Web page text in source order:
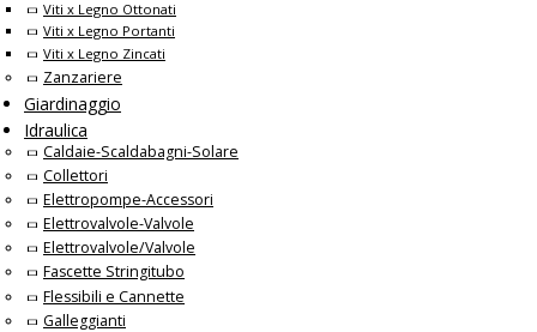
Viti x Legno Ottonati
Viti x Legno Portanti
Viti x Legno Zincati
Zanzariere
Giardinaggio
Idraulica
Caldaie-Scaldabagni-Solare
Collettori
Elettropompe-Accessori
Elettrovalvole-Valvole
Elettrovalvole/Valvole
Fascette Stringitubo
Flessibili e Cannette
Galleggianti